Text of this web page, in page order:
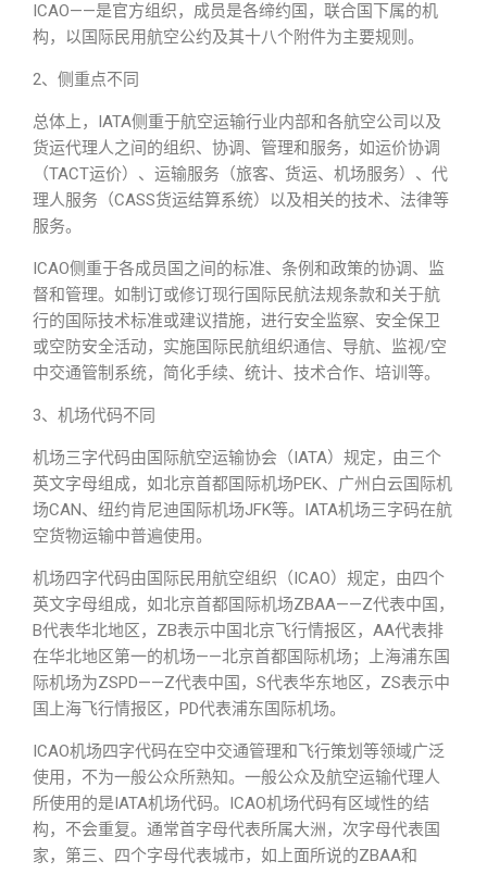
ICAO——是官方组织，成员是各缔约国，联合国下属的机
构，以国际民用航空公约及其十八个附件为主要规则。
2、侧重点不同
总体上，IATA侧重于航空运输行业内部和各航空公司以及
货运代理人之间的组织、协调、管理和服务，如运价协调
（TACT运价）、运输服务（旅客、货运、机场服务）、代
理人服务（CASS货运结算系统）以及相关的技术、法律等
服务。
ICAO侧重于各成员国之间的标准、条例和政策的协调、监
督和管理。如制订或修订现行国际民航法规条款和关于航
行的国际技术标准或建议措施，进行安全监察、安全保卫
或空防安全活动，实施国际民航组织通信、导航、监视/空
中交通管制系统，简化手续、统计、技术合作、培训等。
3、机场代码不同
机场三字代码由国际航空运输协会（IATA）规定，由三个
英文字母组成，如北京首都国际机场PEK、广州白云国际机
场CAN、纽约肯尼迪国际机场JFK等。IATA机场三字码在航
空货物运输中普遍使用。
机场四字代码由国际民用航空组织（ICAO）规定，由四个
英文字母组成，如北京首都国际机场ZBAA——Z代表中国，
B代表华北地区，ZB表示中国北京飞行情报区，AA代表排
在华北地区第一的机场——北京首都国际机场；上海浦东国
际机场为ZSPD——Z代表中国，S代表华东地区，ZS表示中
国上海飞行情报区，PD代表浦东国际机场。
ICAO机场四字代码在空中交通管理和飞行策划等领域广泛
使用，不为一般公众所熟知。一般公众及航空运输代理人
所使用的是IATA机场代码。ICAO机场代码有区域性的结
构，不会重复。通常首字母代表所属大洲，次字母代表国
家，第三、四个字母代表城市，如上面所说的ZBAA和